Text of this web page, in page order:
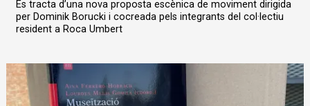
Es tracta d’una nova proposta escènica de moviment dirigida
per Dominik Borucki i cocreada pels integrants del col·lectiu
resident a Roca Umbert